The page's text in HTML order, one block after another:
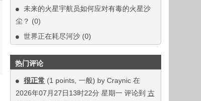
未来的火星宇航员如何应对有毒的火星沙
尘？ (0)
世界正在耗尽河沙 (0)
热门评论
很正常 (1 points, 一般) by Craynic 在
2026年07月27日13时22分 星期一 评论到 古